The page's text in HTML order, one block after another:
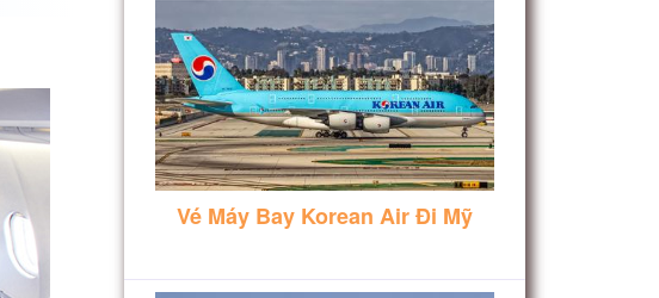
Vé Máy Bay Korean Air Đi Mỹ